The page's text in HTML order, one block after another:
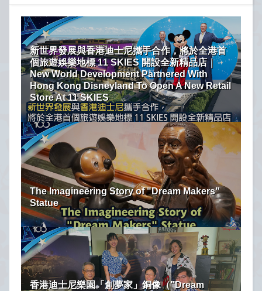
新世界發展與香港迪士尼攜手合作，將於全港首
個旅遊娛樂地標 11 SKIES 開設全新精品店｜
New World Development Partnered With
Hong Kong Disneyland To Open A New Retail
Store At 11 SKIES
The Imagineering Story of "Dream Makers"
Statue
香港迪士尼樂園「創夢家」銅像（"Dream